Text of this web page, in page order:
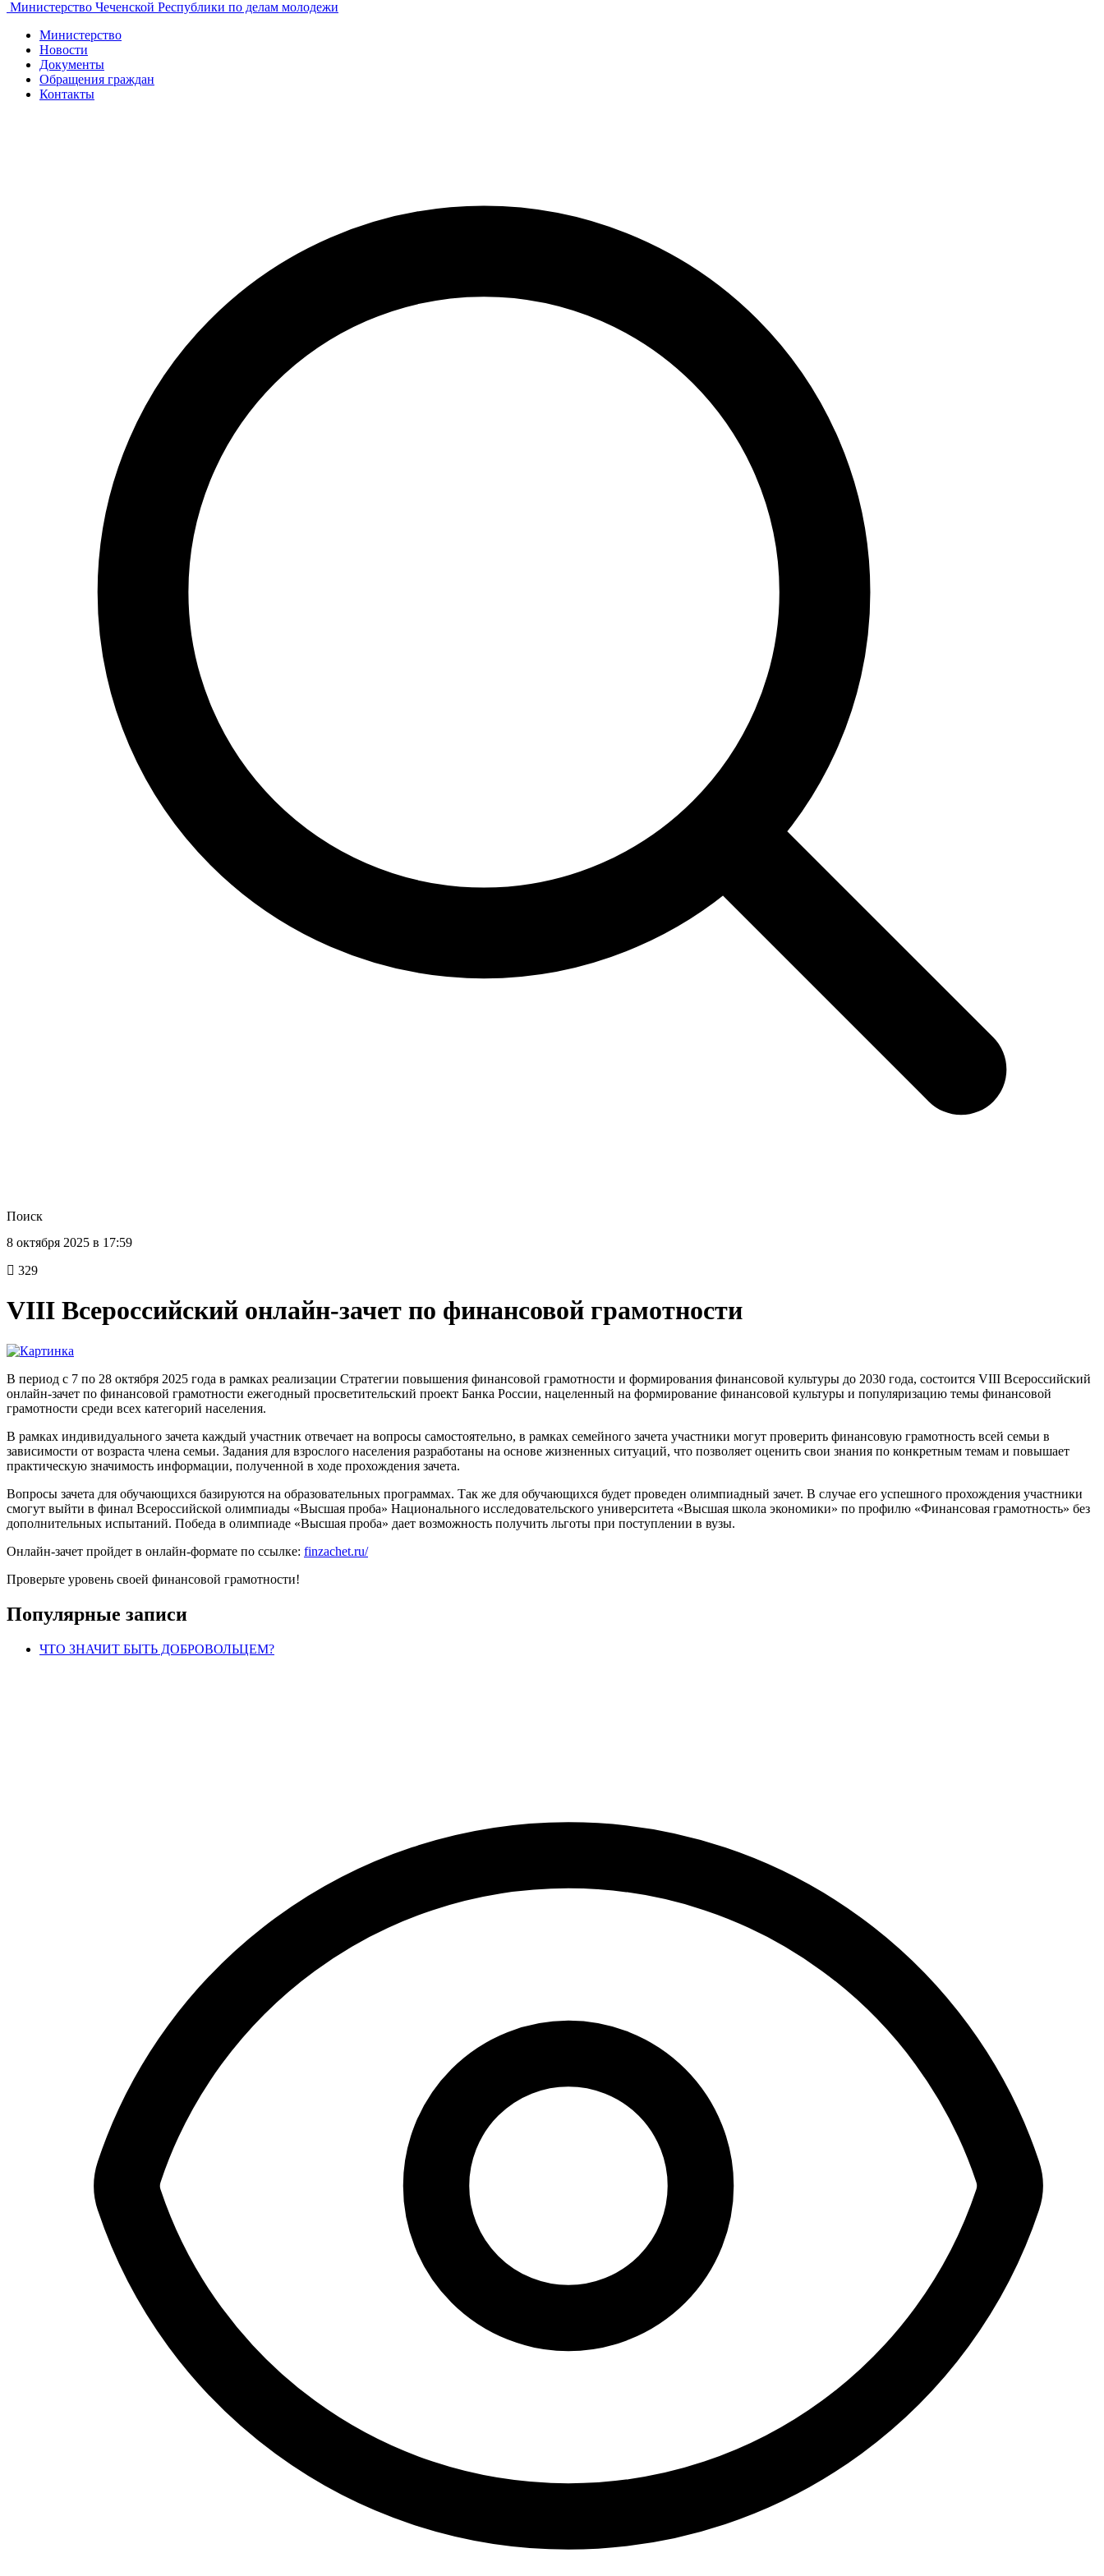
Министерство Чеченской Республики по делам молодежи
Министерство
Новости
Документы
Обращения граждан
Контакты
Поиск
8 октября 2025 в 17:59
329
VIII Всероссийский онлайн-зачет по финансовой грамотности
В период с 7 по 28 октября 2025 года в рамках реализации Стратегии повышения финансовой грамотности и формирования финансовой культуры до 2030 года, состоится VIII Всероссийский
онлайн-зачет по финансовой грамотности ежегодный просветительский проект Банка России, нацеленный на формирование финансовой культуры и популяризацию темы финансовой
грамотности среди всех категорий населения.
В рамках индивидуального зачета каждый участник отвечает на вопросы самостоятельно, в рамках семейного зачета участники могут проверить финансовую грамотность всей семьи в
зависимости от возраста члена семьи. Задания для взрослого населения разработаны на основе жизненных ситуаций, что позволяет оценить свои знания по конкретным темам и повышает
практическую значимость информации, полученной в ходе прохождения зачета.
Вопросы зачета для обучающихся базируются на образовательных программах. Так же для обучающихся будет проведен олимпиадный зачет. В случае его успешного прохождения участники
смогут выйти в финал Всероссийской олимпиады «Высшая проба» Национального исследовательского университета «Высшая школа экономики» по профилю «Финансовая грамотность» без
дополнительных испытаний. Победа в олимпиаде «Высшая проба» дает возможность получить льготы при поступлении в вузы.
Онлайн-зачет пройдет в онлайн-формате по ссылке: finzachet.ru/
Проверьте уровень своей финансовой грамотности!
Популярные записи
ЧТО ЗНАЧИТ БЫТЬ ДОБРОВОЛЬЦЕМ?